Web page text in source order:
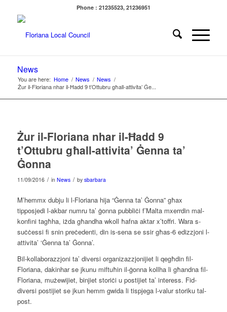
Phone : 21235523, 21236951
News
You are here: Home / News / News /
Żur il-Floriana nhar il-Ħadd 9 t’Ottubru għall-attivita’ Ġe...
Żur il-Floriana nhar il-Ħadd 9
t’Ottubru għall-attivita’ Ġenna ta’
Ġonna
11/09/2016 / in News / by sbarbara
M’hemmx dubju li l-Floriana hija “Ġenna ta’ Ġonna” għax
tipposjedi l-akbar numru ta’ ġonna pubbliċi f’Malta mxerrdin mal-
konfini tagħha, iżda għandha wkoll ħafna aktar x’toffri. Wara s-
suċċessi fi snin preċedenti, din is-sena se ssir għas-6 edizzjoni l-
attivita’ ‘Ġenna ta’ Ġonna’.
Bil-kollaborazzjoni ta’ diversi organizazzjonijiet li qegħdin fil-
Floriana, dakinhar se jkunu miftuħin il-ġonna kollha li għandna fil-
Floriana, mużewijiet, binjiet storiċi u postijiet ta’ interess. Fid-
diversi postijiet se jkun hemm gwida li tispjega l-valur storiku tal-
post.